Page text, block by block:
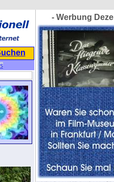
- Werbung